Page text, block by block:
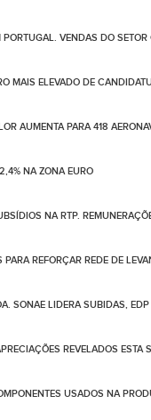
VENDAS DO
MAIS ELEVADO DE
AUMENTA PARA 418
NA ZONA EURO
NA RTP.
REFORÇAR REDE DE
SONAE LIDERA SUBIDAS, EDP
REVELADOS ESTA
USADOS NA